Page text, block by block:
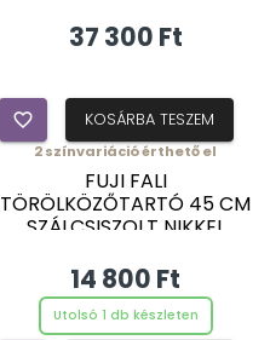
37 300 Ft
favorite_border KOSÁRBA TESZEM
2színvariáció érthető el
FUJI FALI
TÖRÖLKÖZŐTARTÓ 45 CM
SZÁLCSISZOLT NIKKEL
14 800 Ft
Utolsó 1 db készleten